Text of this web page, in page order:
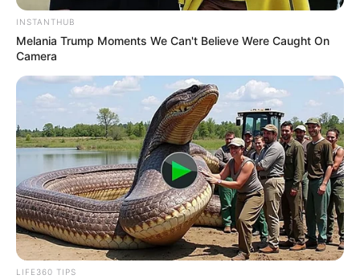
INSTANTHUB
Melania Trump Moments We Can't Believe Were Caught On
Camera
LIFE360 TIPS